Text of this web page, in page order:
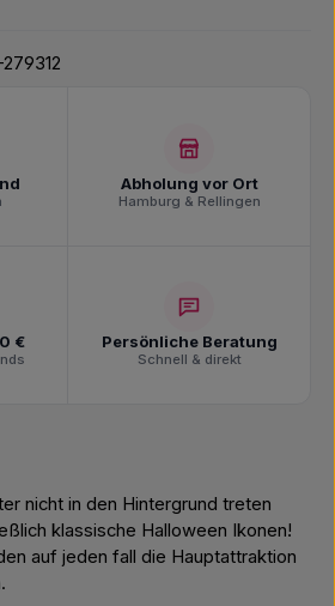
279312
Abholung vor Ort
Hamburg & Rellingen
€ Persönliche Beratung
Schnell & direkt
nicht in den Hintergrund treten
klassische Halloween Ikonen!
auf jeden fall die Hauptattraktion